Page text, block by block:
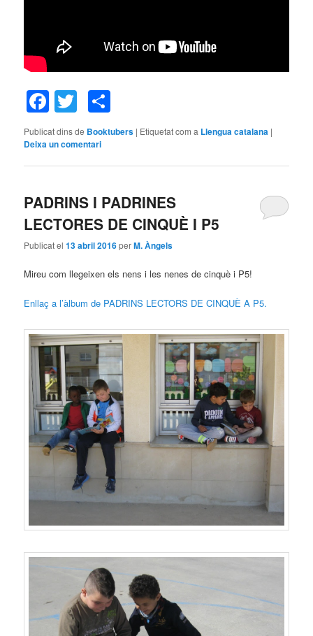
Facebook
Twitter
Publicat dins de Booktubers | Etiquetat com a Llengua catalana |
Deixa un comentari
PADRINS I PADRINES
LECTORES DE CINQUÈ I P5
Publicat el13 abril 2016perM. Àngels
Mireu com llegeixen els nens i les nenes de cinquè i P5!
Enllaç a l’àlbum de PADRINS LECTORS DE CINQUÈ A P5.